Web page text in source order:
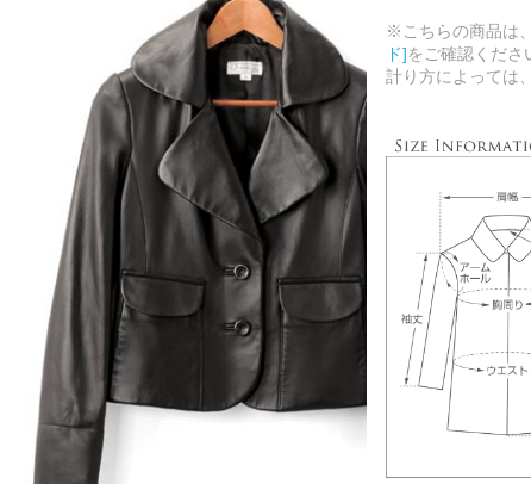
※こちらの商品は
ド]をご確認くださ
計り方によっては